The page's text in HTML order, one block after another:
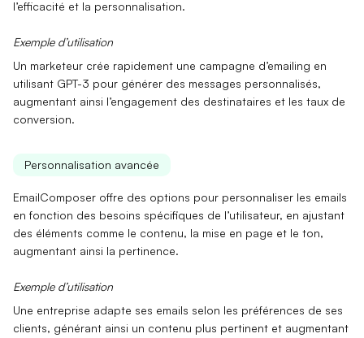
l’efficacité et la personnalisation.
Exemple d’utilisation
Un marketeur crée rapidement une campagne d’emailing en
utilisant GPT-3 pour générer des messages personnalisés,
augmentant ainsi l’engagement des destinataires et les taux de
conversion.
Personnalisation avancée
EmailComposer offre des options pour personnaliser les emails
en fonction des besoins spécifiques de l’utilisateur, en ajustant
des éléments comme le contenu, la mise en page et le ton,
augmentant ainsi la pertinence.
Exemple d’utilisation
Une entreprise adapte ses emails selon les préférences de ses
clients, générant ainsi un contenu plus pertinent et augmentant